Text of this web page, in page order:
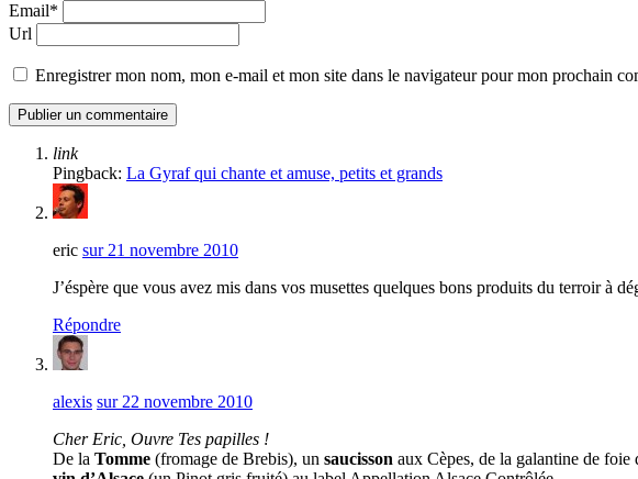
Email*
Url
Enregistrer mon nom, mon e-mail et mon site dans le navigateur pour mon prochain
link
Pingback: La Gyraf qui chante et amuse, petits et grands
eric sur 21 novembre 2010
J’éspère que vous avez mis dans vos musettes quelques bons produits du terroir à
Répondre
alexis sur 22 novembre 2010
Cher Eric, Ouvre Tes papilles !
De la Tomme (fromage de Brebis), un saucisson aux Cèpes, de la galantine de foie